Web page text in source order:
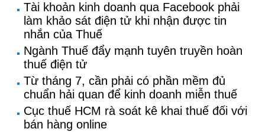
Tài khoản kinh doanh qua Facebook phải
làm khảo sát điện tử khi nhận được tin
nhắn của Thuế
Ngành Thuế đẩy mạnh tuyên truyền hoàn
thuế điện tử
Từ tháng 7, cần phải có phần mềm đủ
chuẩn hải quan để kinh doanh miễn thuế
Cục thuế HCM rà soát kê khai thuế đối với
bán hàng online